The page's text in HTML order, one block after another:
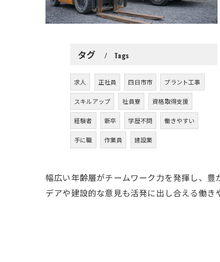
タグ Tags
求人 正社員 四日市市 プラント工事
スキルアップ 社員寮 資格取得支援
経験者 新卒 学歴不問 働きやすい
手に職 作業員 建設業
幅広い年齢層がチームワーク力を発揮し、
デアや建設的な意見も活発に出し合える働き